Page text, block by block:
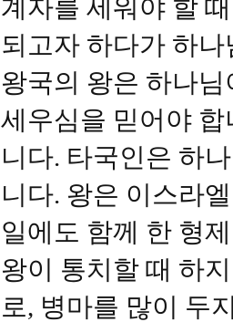
계자를 세워야 할
되고자 하다가 하
왕국의 왕은 하나
세우심을 믿어야
니다. 타국인은 하
니다. 왕은 이스라
일에도 함께 한 형
왕이 통치할 때 하
로, 병마를 많이 두